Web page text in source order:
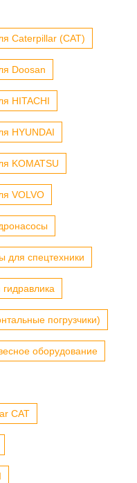
Caterpillar (CAT)
Doosan
HITACHI
HYUNDAI
KOMATSU
VOLVO
для спецтехники
погрузчики)
оборудование
CAT